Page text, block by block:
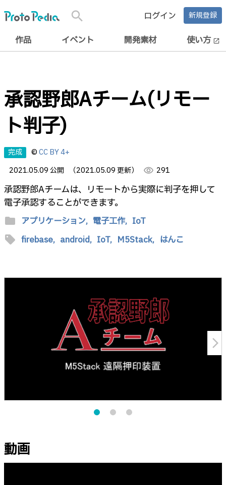
search ログイン 新規登録
作品 イベント 開発素材 使い方 open_in_new
承認野郎Aチーム(リモー
ト判子)
完成 ©CC BY 4+
2021.05.09 公開
（2021.05.09 更新） visibility 291
承認野郎Aチームは、リモートから実際に判子を押して
電子承認することができます。
folder アプリケーション, 電子工作, IoT
sell firebase, android, IoT, M5Stack, はんこ
arrow_forward_ios
動画